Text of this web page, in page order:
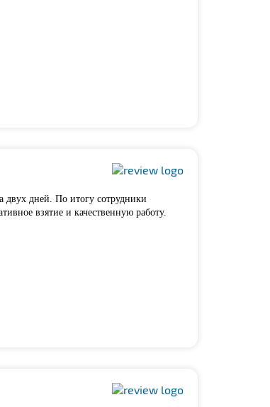
двух дней. По итогу сотрудники
взятие и качественную работу.